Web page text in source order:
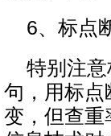
6、标点
特别注
句，用标点
变，但查重